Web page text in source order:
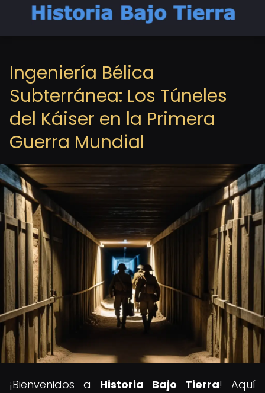
Ingeniería Bélica
Subterránea: Los Túneles
del Káiser en la Primera
Guerra Mundial
¡Bienvenidos a Historia Bajo Tierra! Aquí